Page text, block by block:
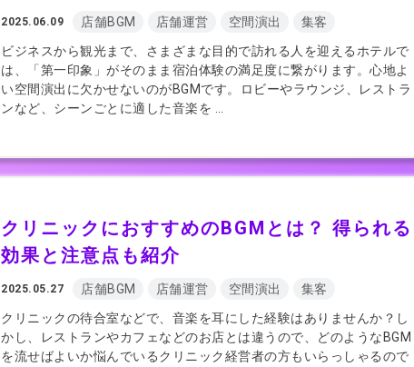
2025.06.09 店舗BGM 店舗運営 空間演出
集客
ビジネスから観光まで、さまざまな目的で訪れる人を迎えるホテルで
は、「第一印象」がそのまま宿泊体験の満足度に繋がります。心地よ
い空間演出に欠かせないのがBGMです。ロビーやラウンジ、レストラ
ンなど、シーンごとに適した音楽を …
クリニックにおすすめのBGMとは？ 得られる
効果と注意点も紹介
2025.05.27 店舗BGM 店舗運営 空間演出
集客
クリニックの待合室などで、音楽を耳にした経験はありませんか？し
かし、レストランやカフェなどのお店とは違うので、どのようなBGM
を流せばよいか悩んでいるクリニック経営者の方もいらっしゃるので